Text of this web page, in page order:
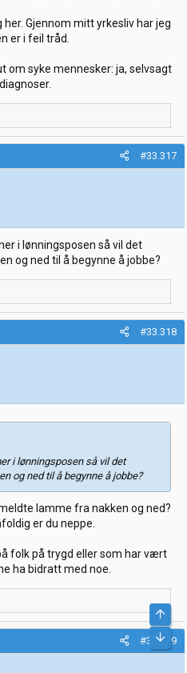
Gjennom mitt yrkesliv har jeg
er i feil tråd.
om syke mennesker: ja, selvsagt
#33.317
i lønningsposen så vil det
og ned til å begynne å jobbe?
#33.318
i lønningsposen så vil det
og ned til å begynne å jobbe?
lamme fra nakken og ned?
er du neppe.
folk på trygd eller som har vært
ha bidratt med noe.
#33.319
Topp
Bunn